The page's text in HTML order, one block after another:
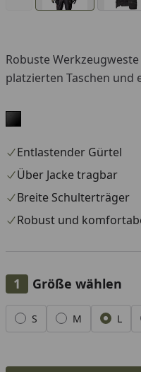
Robuste
platzierten Taschen und
Entlastender Gürtel
Über Jacke tragbar
Breite Schulterträger
Robust und
Größe wählen
Alle anzeigen (5)
S M L